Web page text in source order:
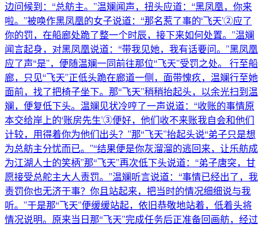
边问候到：“总舫主。”温斓闻声，扭头应道：“黑凤凰，你来
啦。”被唤作黑凤凰的女子说道：“那名惹了事的‘飞天’②应了
你的罚，在船廊处跪了整一个时辰，接下来如何处置。”温斓
闻言起身，对黑凤凰说道：“带我见她，我有话要问。”黑凤凰
应了声“是”，便随温斓一同前往那位“飞天”受罚之处。 行至船
廊，只见“飞天”正低头跪在廊道一侧，面带愧疚，温斓行至她
面前，找了把椅子坐下。那“飞天”稍稍抬起头，以余光扫到温
斓，便复低下头。温斓见状冷哼了一声说道：“收账的事情原
本交给岸上的‘账房先生’③便好，他们收不来账我自会和他们
计较，用得着你为他们出头？”那“飞天”抬起头说“弟子只是想
为总舫主分忧而已。”“结果便是你灰溜溜的逃回来，让乐舫成
为江湖人士的笑柄”那“飞天”再次低下头说道：“弟子唐突，甘
愿接受总舵主大人责罚。”温斓听言说道：“事情已经出了，我
责罚你也无济于事？你且站起来，把当时的情况细细说与我
听。”于是那“飞天”便缓缓站起，依旧恭敬地站着，低着头将
情况说明。原来当日那“飞天”完成任务后正准备回画舫，经过